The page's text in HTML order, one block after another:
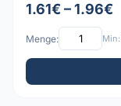
1.61€ – 1.96€
Menge: Min: